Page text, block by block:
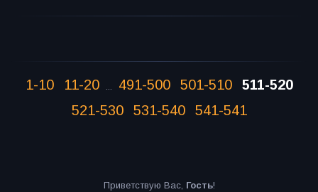
1-10 11-20 ... 491-500 501-510
511-520
521-530
531-540 541-541
Приветствую Вас, Гость!